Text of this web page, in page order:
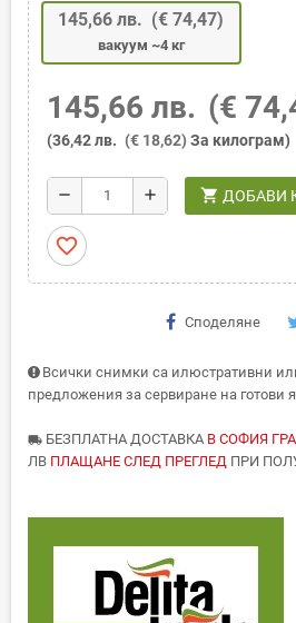
145,66 лв. (€ 74,47)
вакуум ~4 кг
145,66 лв. (€
(36,42 лв. (€ 18,62) За килограм)
remove add shopping_cart ДОБАВИ
favorite_border
Споделяне
Всички снимки са илюстративни
предложения за сервиране на готови
local_shipping БЕЗПЛАТНА ДОСТАВКА В СОФИЯ
ЛВ ПЛАЩАНЕ СЛЕД ПРЕГЛЕД ПРИ